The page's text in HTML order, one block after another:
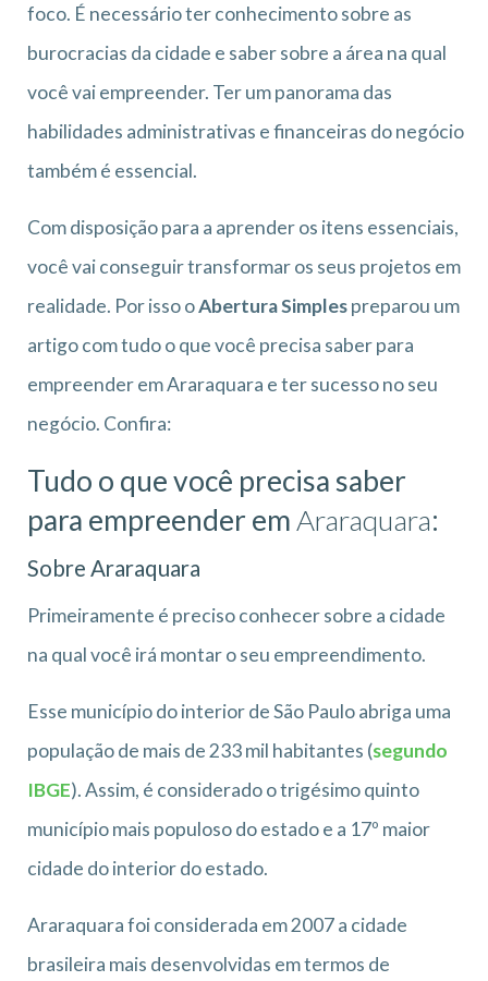
foco. É necessário ter conhecimento sobre as
burocracias da cidade e saber sobre a área na qual
você vai empreender. Ter um panorama das
habilidades administrativas e financeiras do negócio
também é essencial.
Com disposição para a aprender os itens essenciais,
você vai conseguir transformar os seus projetos em
realidade. Por isso oAbertura Simplespreparou um
artigo com tudo o que você precisa saber para
empreender em Araraquara e ter sucesso no seu
negócio. Confira:
Tudo o que você precisa saber
para empreender emAraraquara:
Sobre Araraquara
Primeiramente é preciso conhecer sobre a cidade
na qual você irá montar o seu empreendimento.
Esse município do interior de São Paulo abriga uma
população de mais de 233 mil habitantes (segundo
IBGE). Assim, é considerado o trigésimo quinto
município mais populoso do estado e a 17º maior
cidade do interior do estado.
Araraquara foi considerada em 2007 a cidade
brasileira mais desenvolvidas em termos de